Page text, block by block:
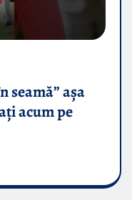
seamă” așa
acum pe